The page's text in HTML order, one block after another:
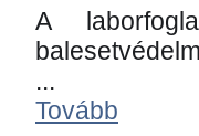
A
...
Tovább